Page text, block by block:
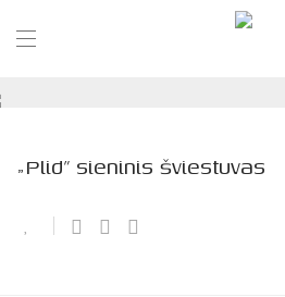
„Plid” sieninis šviestuvas